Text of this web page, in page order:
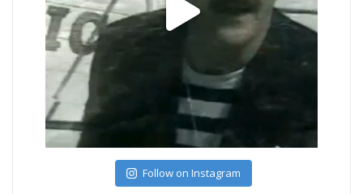
Follow on Instagram